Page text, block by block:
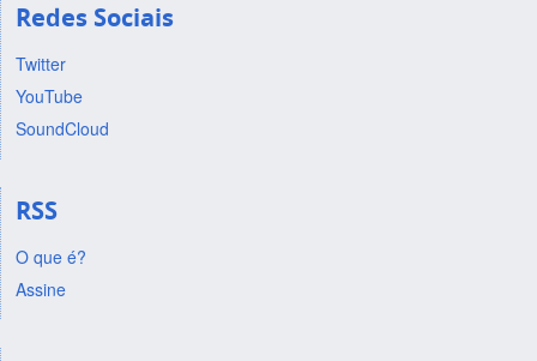
Redes Sociais
Twitter
YouTube
SoundCloud
RSS
O que é?
Assine